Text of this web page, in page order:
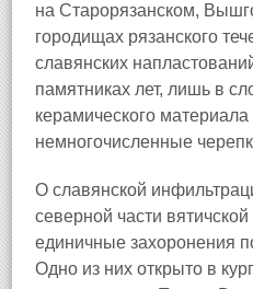
на Старорязанском,
городищах рязанского
славянских
памятниках лет, лишь в
керамического
немногочисленные
О славянской
северной части
единичные захоронения
Одно из них открыто в